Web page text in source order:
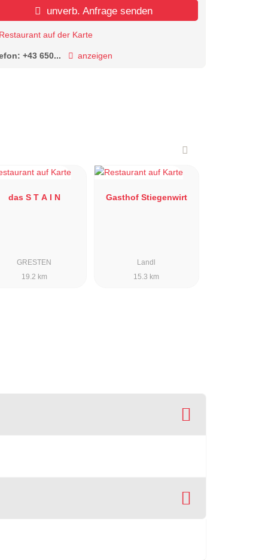
unverb. Anfrage senden
Restaurant auf der Karte
+43 650... anzeigen
das S T A I N
GRESTEN
19.2 km
Gasthof Stiegenwirt
Landl
15.3 km